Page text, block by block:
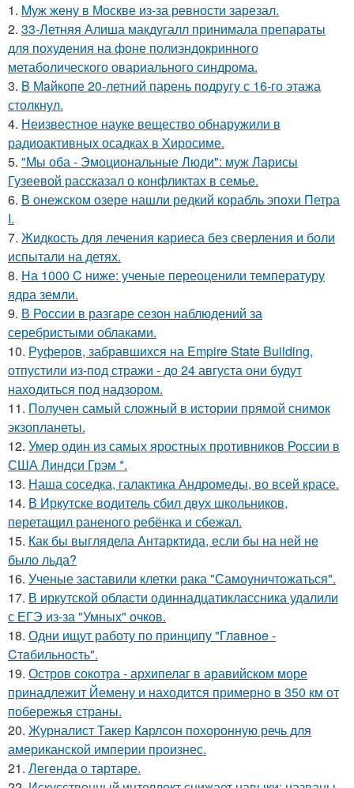
1. Mуж жену в Москве из-за ревности зарезал.
2. 33-Летняя Алиша макдугалл принимала препараты
для похудения на фоне полиэндокринного
метаболического овариального синдрома.
3. B Мaйкопе 20-летний парень подругу с 16-го этажа
столкнул.
4. Неизвестное науке вещество обнаружили в
радиоактивных осадках в Хиросиме.
5. "Мы оба - Эмоциональные Люди": муж Ларисы
Гузеевой рассказал о конфликтах в семье.
6. В онежском озере нашли редкий корабль эпохи Петра
I.
7. Жидкость для лечения кариеса без сверления и боли
испытали на детях.
8. На 1000 C ниже: ученые переоценили температуру
ядра земли.
9. В России в разгаре сезон наблюдений за
серебристыми облаками.
10. Руферов, забравшихся на Empire State Building,
отпустили из-под стражи - до 24 августа они будут
находиться под надзором.
11. Получен самый сложный в истории прямой снимок
экзопланеты.
12. Умер один из самых яростных противников России в
США Линдси Грэм *.
13. Наша соседка, галактика Андромеды, во всей красе.
14. В Иркутске водитель сбил двух школьников,
перетащил раненого ребёнка и сбежал.
15. Как бы выглядела Антарктида, если бы на ней не
было льда?
16. Ученые заставили клетки рака "Самоуничтожаться".
17. В иркутской области одиннадцатиклассника удалили
с ЕГЭ из-за "Умных" очков.
18. Одни ищут работу по принципу "Глaвноe -
Cтaбильность".
19. Остров сокотра - архипелаг в аравийском море
принадлежит Йемену и находится примерно в 350 км от
побережья страны.
20. Журналист Такер Карлсон похоронную речь для
американской империи произнес.
21. Легенда о тартаре.